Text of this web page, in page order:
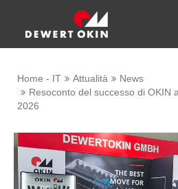
Home - IT Attualità
News
Resoconto del successo di OKIN
2026